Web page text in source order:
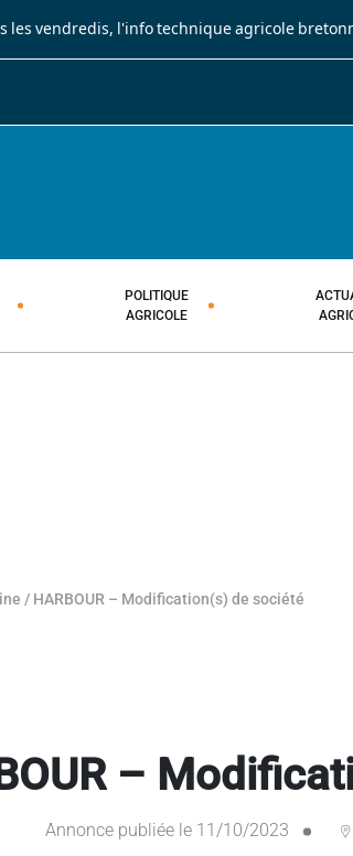
les vendredis, l'info technique agricole
POLITIQUE
AGRICOLE
/ HARBOUR – Modification(s) de société
–
Annonce publiée le 11/10/2023